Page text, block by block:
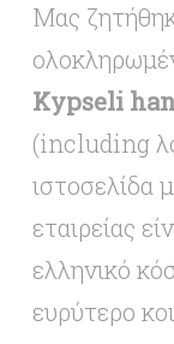
Μας
Κypseli
(including
ιστοσελίδα
εταιρείας
ελληνικό
ευρύτερο